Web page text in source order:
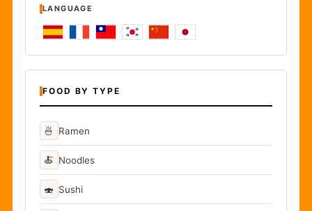
LANGUAGE
FOOD BY TYPE
🍜 Ramen
🍝 Noodles
🍣 Sushi